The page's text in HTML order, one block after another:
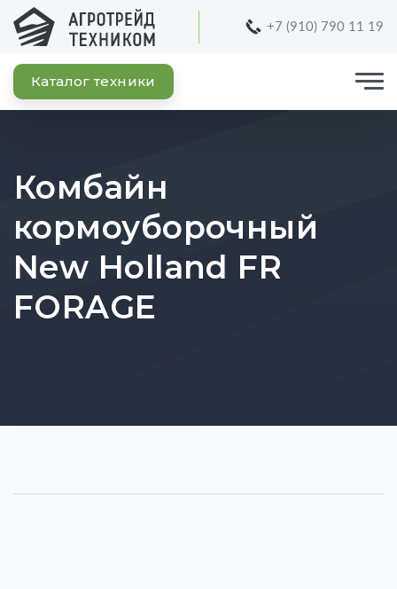
+7 (910) 790 11 19
Каталог техники
Комбайн
кормоуборочный
New Holland FR
FORAGE